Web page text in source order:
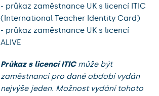
- průkaz zaměstnance UK s licencí ITIC
(International Teacher Identity Card)
- průkaz zaměstnance UK s licencí
ALIVE
Průkaz s licencí ITICmůže být
zaměstnanci pro dané období vydán
nejvýše jeden. Možnost vydání tohoto